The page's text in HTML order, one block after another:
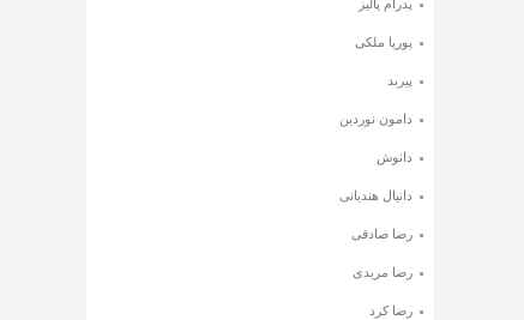
پدرام پالیز
پوریا ملکی
پیربد
دامون نوردین
دانوش
دانیال هندیانی
رضا صادقی
رضا مریدی
رضا کرد